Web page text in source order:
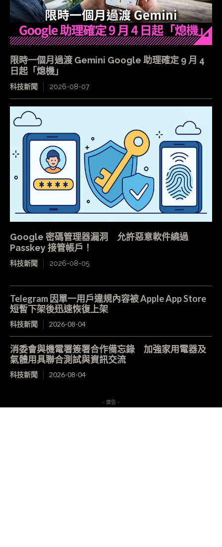
限時一個月過渡 Gemini Google 助理確定 9 月 4
日起「熄機」
科技新聞 2026-08-07
Google 密碼管理器漏洞 允許惡意軟件繞過
Passkey 接管帳戶！
科技新聞 2026-08-05
Telegram 因單一用戶違規內容被 Apple App Store
短暫下架後迅速恢復上架
科技新聞 2026-08-04
消委會與機電署簽署合作備忘錄 加強家用電器及
氣體用具聯合測試與資訊交流
科技新聞 2026-08-04
- 廣告 -